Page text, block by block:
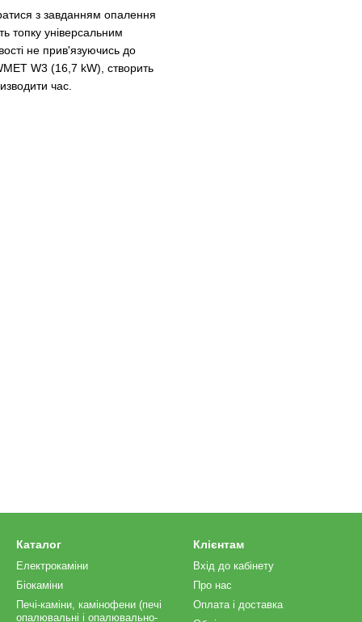
з завданням опалення
топку універсальним
не прив'язуючись до
W3 (16,7 kW), створить
час.
Каталог
Електрокаміни
Біокаміни
Печі-каміни, камінофени (печі
опалювальні і опалювально-
Клієнтам
Вхід до кабінету
Про нас
Оплата і доставка